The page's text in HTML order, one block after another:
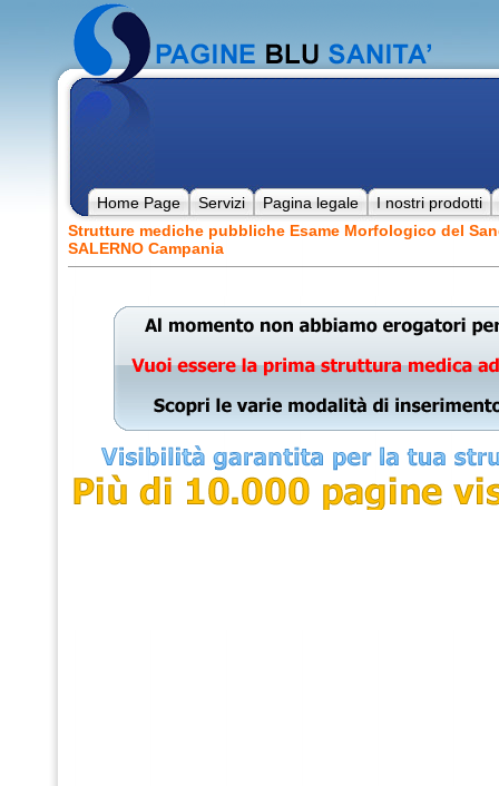
Home Page Servizi Pagina legale
I nostri prodotti
Strutture mediche pubbliche Esame Morfologico del
SALERNO Campania